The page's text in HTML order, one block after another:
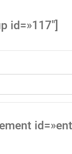
id=»117″]